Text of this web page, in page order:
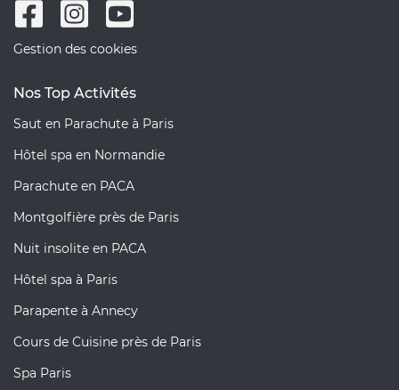
Gestion des cookies
Nos Top Activités
Saut en Parachute à Paris
Hôtel spa en Normandie
Parachute en PACA
Montgolfière près de Paris
Nuit insolite en PACA
Hôtel spa à Paris
Parapente à Annecy
Cours de Cuisine près de Paris
Spa Paris